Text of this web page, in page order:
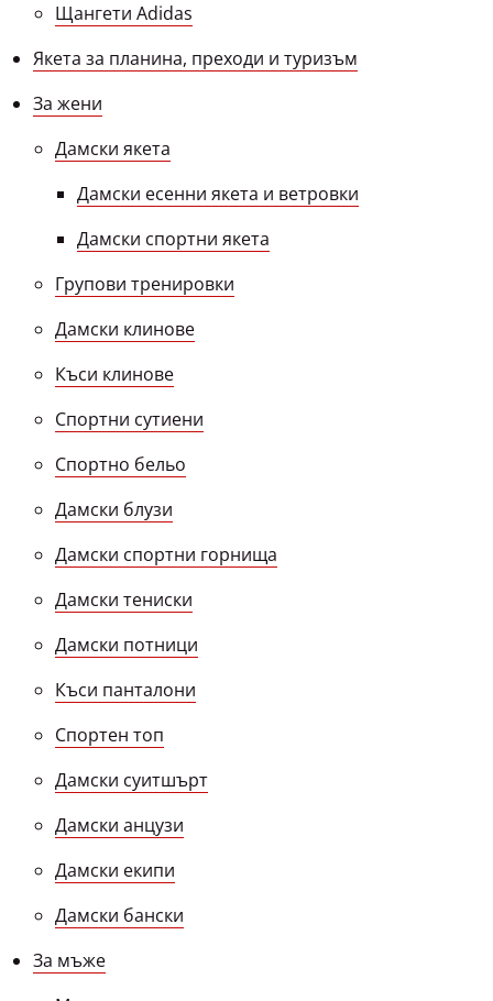
Щангети Adidas
Якета за планина, преходи и туризъм
За жени
Дамски якета
Дамски есенни якета и ветровки
Дамски спортни якета
Групови тренировки
Дамски клинове
Къси клинове
Спортни сутиени
Спортно бельо
Дамски блузи
Дамски спортни горнища
Дамски тениски
Дамски потници
Къси панталони
Спортен топ
Дамски суитшърт
Дамски анцузи
Дамски екипи
Дамски бански
За мъже